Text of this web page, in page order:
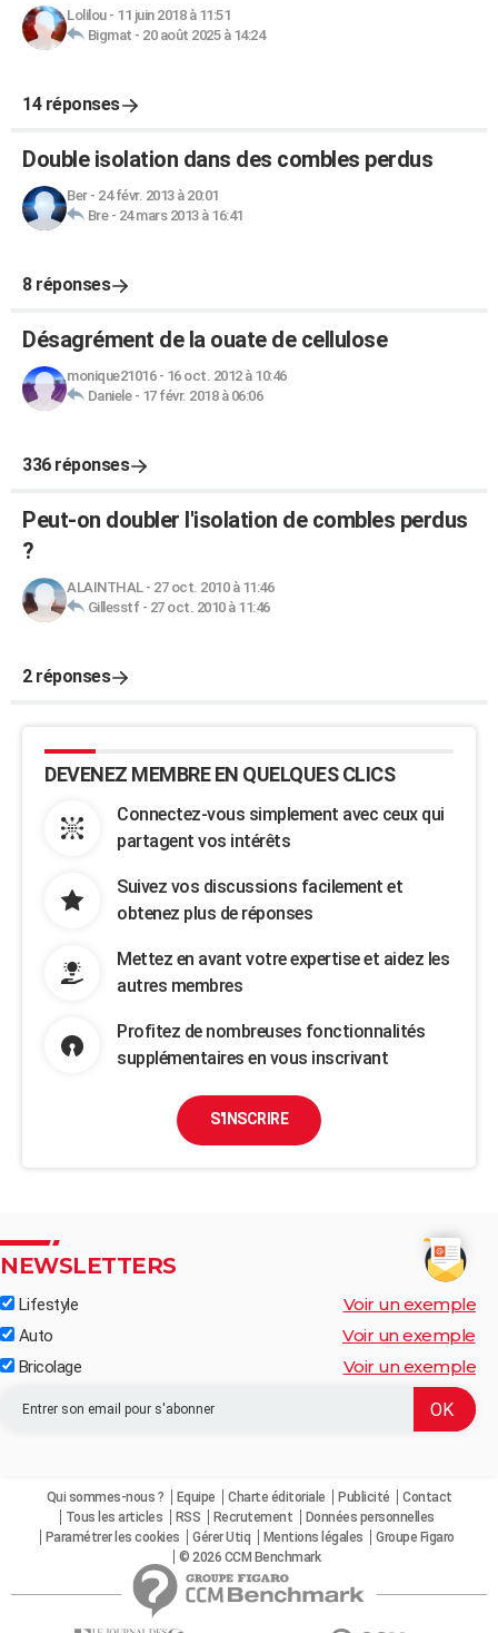
Lolilou- 11 juin 2018 à 11:51
Bigmat - 20 août 2025 à 14:24
14 réponses
Double isolation dans des combles perdus
Ber- 24 févr. 2013 à 20:01
Bre- 24 mars 2013 à 16:41
8 réponses
Désagrément de la ouate de cellulose
monique21016- 16 oct. 2012 à 10:46
Daniele- 17 févr. 2018 à 06:06
336 réponses
Peut-on doubler l'isolation de combles perdus
?
ALAINTHAL- 27 oct. 2010 à 11:46
Gillesstf- 27 oct. 2010 à 11:46
2 réponses
DEVENEZ MEMBRE EN QUELQUES CLICS
Connectez-vous simplement avec ceux qui
partagent vos intérêts
Suivez vos discussions facilement et
obtenez plus de réponses
Mettez en avant votre expertise et aidez les
autres membres
Profitez de nombreuses fonctionnalités
supplémentaires en vous inscrivant
S'INSCRIRE
NEWSLETTERS
Lifestyle Voir un exemple
Auto Voir un exemple
Bricolage Voir un exemple
Qui sommes-nous ? Equipe Charte éditoriale Publicité
Contact
Tous les articles
RSS Recrutement
Données personnelles
Paramétrer les cookies
Gérer Utiq Mentions légales
Groupe Figaro
© 2026 CCM Benchmark